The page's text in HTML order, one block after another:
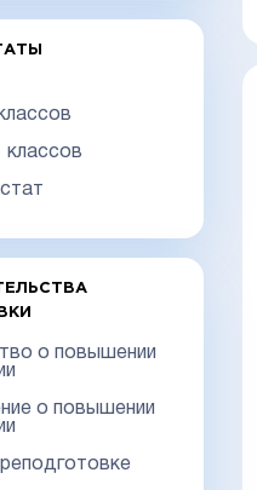
классов
о повышении
о повышении